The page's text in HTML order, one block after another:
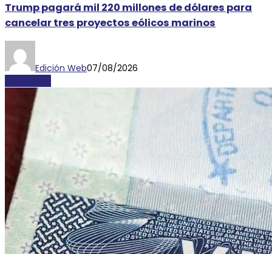
Trump pagará mil 220 millones de dólares para
cancelar tres proyectos eólicos marinos
Edición Web07/08/2026